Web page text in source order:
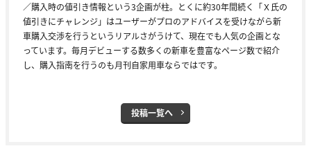
／購入時の値引き情報という3企画が柱。とくに約30年間続く「Ｘ氏の
値引きにチャレンジ」はユーザーがプロのアドバイスを受けながら新
車購入交渉を行うというリアルさがうけて、現在でも人気の企画とな
っています。毎月デビューする数多くの新車を豊富なページ数で紹介
し、購入指南を行うのも月刊自家用車ならではです。
投稿一覧へ